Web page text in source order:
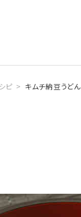
ピ キムチ納豆うどん